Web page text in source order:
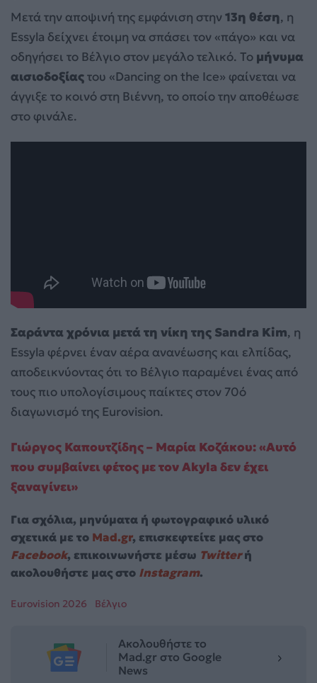
Μετά την αποψινή της εμφάνιση στην13η θέση, η
Essyla δείχνει έτοιμη να σπάσει τον «πάγο» και να
οδηγήσει το Βέλγιο στον μεγάλο τελικό. Το μήνυμα
αισιοδοξίαςτου «Dancing on the Ice» φαίνεται να
άγγιξε το κοινό στη Βιέννη, το οποίο την αποθέωσε
στο φινάλε.
Σαράντα χρόνια μετά τη νίκη της Sandra Kim, η
Essyla φέρνει έναν αέρα ανανέωσης και ελπίδας,
αποδεικνύοντας ότι το Βέλγιο παραμένει ένας από
τους πιο υπολογίσιμους παίκτες στον 70ό
διαγωνισμό της Eurovision.
Γιώργος Καπουτζίδης – Μαρία Κοζάκου: «Αυτό
που συμβαίνει φέτος με τον Akyla δεν έχει
ξαναγίνει»
Για σχόλια, μηνύματα ή φωτογραφικό υλικό
σχετικά με το Mad.gr, επισκεφτείτε μας στο
Facebook, επικοινωνήστε μέσω Twitterή
ακολουθήστε μας στο Instagram.
Eurovision 2026 Βέλγιο
Ακολουθήστε το
Mad.gr στο Google
News